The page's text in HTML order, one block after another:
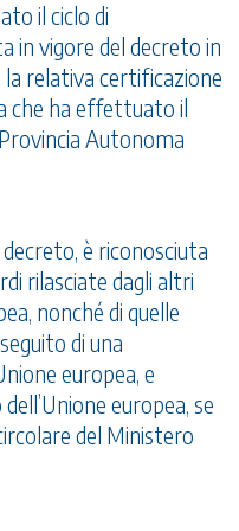
il ciclo di
in vigore del decreto in
relativa certificazione
che ha effettuato il
Autonoma
è riconosciuta
rilasciate dagli altri
nonché di quelle
di una
europea, e
europea, se
del Ministero